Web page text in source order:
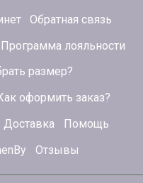
Обратная связь
Программа лояльности
размер?
оформить заказ?
Доставка
Помощь
Отзывы